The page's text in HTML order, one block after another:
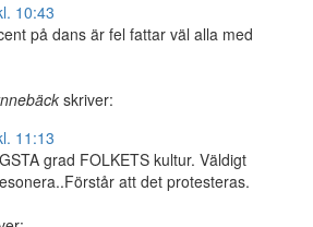
10:43
på dans är fel fattar väl alla med
skriver:
11:13
grad FOLKETS kultur. Väldigt
att det protesteras.